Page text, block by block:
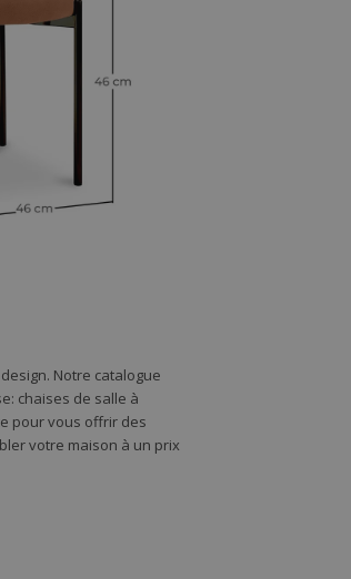
Notre catalogue
chaises de salle à
pour vous offrir des
votre maison à un prix